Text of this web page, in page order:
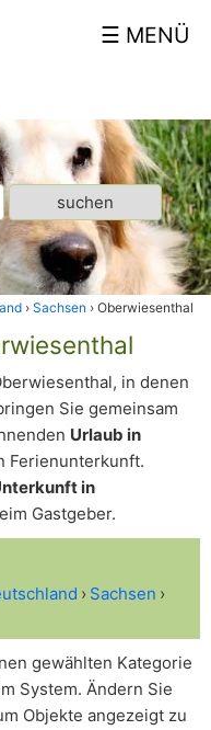
Sachsen Oberwiesenthal
in denen
Sie gemeinsam
Urlaub in
Ferienunterkunft.
in
Gastgeber.
Sachsen
gewählten Kategorie
System. Ändern Sie
Objekte angezeigt zu